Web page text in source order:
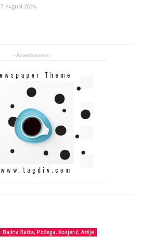
7. avgust 2026.
- Advertisement -
Bajina Bašta, Požega, Kosjerić, Arilje